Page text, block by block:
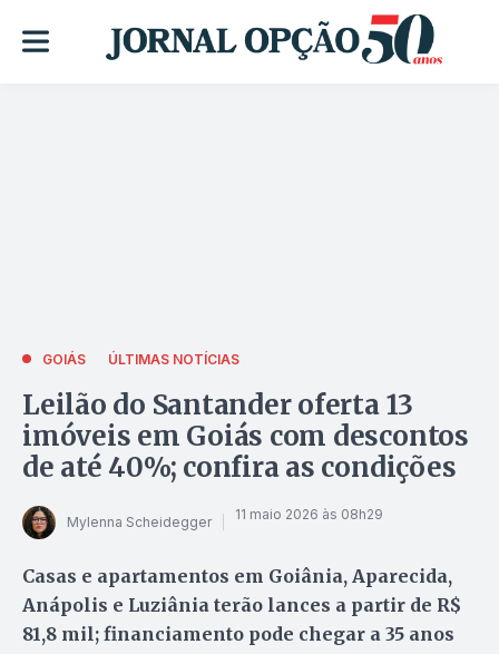
GOIÁS ÚLTIMAS NOTÍCIAS
Leilão do Santander oferta 13
imóveis em Goiás com descontos
de até 40%; confira as condições
Mylenna Scheidegger 11 maio 2026 às 08h29
Casas e apartamentos em Goiânia, Aparecida,
Anápolis e Luziânia terão lances a partir de R$
81,8 mil; financiamento pode chegar a 35 anos